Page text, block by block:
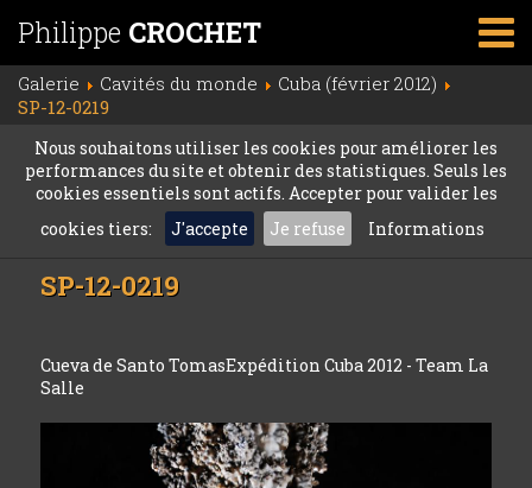
Philippe CROCHET
Galerie Cavités du monde
Cuba (février 2012)
SP-12-0219
Nous souhaitons utiliser les cookies pour améliorer les
performances du site et obtenir des statistiques. Seuls les
cookies essentiels sont actifs. Accepter pour valider les
cookies tiers:
J'accepte Je refuse Informations
SP-12-0219
Cueva de Santo TomasExpédition Cuba 2012 - Team La
Salle